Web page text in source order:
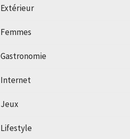
Extérieur
Femmes
Gastronomie
Internet
Jeux
Lifestyle